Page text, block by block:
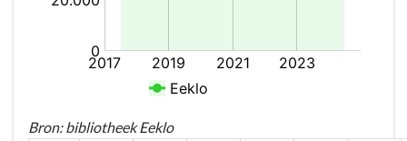
Bron: bibliotheek Eeklo